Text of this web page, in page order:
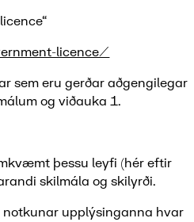
licence/
sem eru gerðar aðgengilegar
og viðauka 1.
þessu leyfi (hér eftir
skilmála og skilyrði.
upplýsinganna hvar